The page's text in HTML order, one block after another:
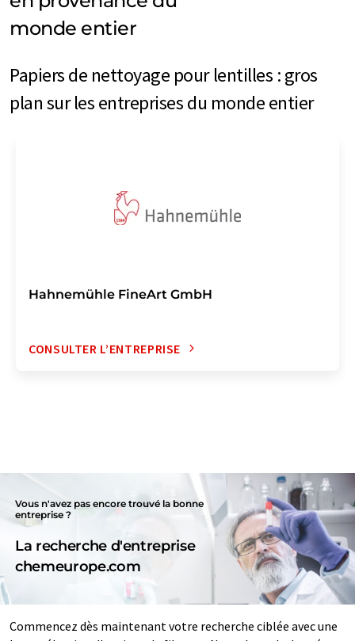
monde entier
Papiers de nettoyage pour lentilles : gros
plan sur les entreprises du monde entier
Hahnemühle FineArt GmbH
CONSULTER L’ENTREPRISE
Vous n'avez pas encore trouvé la bonne
entreprise ?
La recherche d'entreprise
chemeurope.com
Commencez dès maintenant votre recherche ciblée avec une